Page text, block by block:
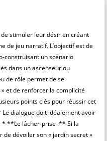
stimuler leur désir en créant
de jeu narratif. L’objectif est de
construisant un scénario
dans un ascenseur ou
de rôle permet de se
et de renforcer la complicité
points clés pour réussir cet
dialogue doit idéalement avoir
* **Le lâcher-prise :** Si la
dévoiler son « jardin secret »